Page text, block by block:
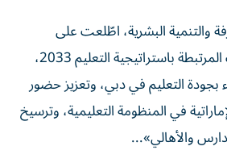
والتنمية البشرية، اطّلعت على
مجموعة من المبادرات المرتبطة باستراتيجية التعليم 2033،
بجودة التعليم في دبي، وتعزيز حضور
في المنظومة التعليمية، وترسيخ
والأهالي»...